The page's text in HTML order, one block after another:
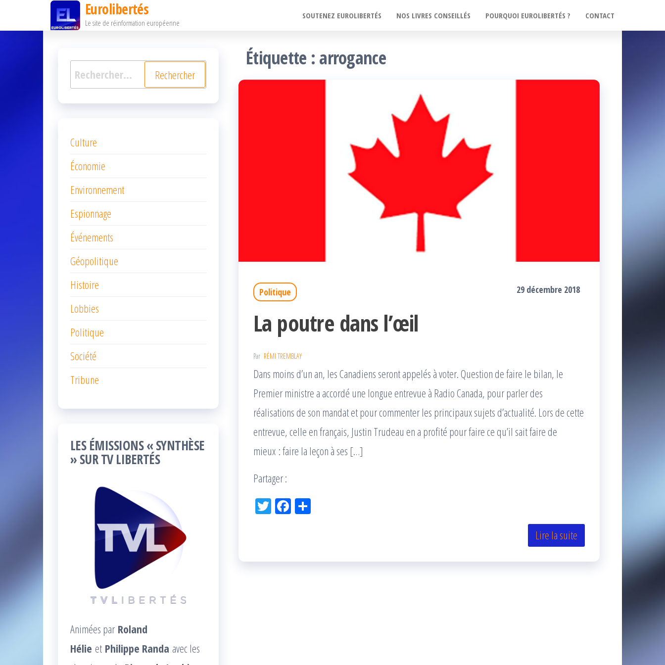
ce
Eurolibertés
Le site de réinformation européenne
SOUTENEZ EUROLIBERTÉS NOS LIVRES CONSEILLÉS POURQUOI EUROLIBERTÉS ? CONTACT
Étiquette : arrogance
Politique 29 décembre 2018
La poutre dans l’œil
Par RÉMI TREMBLAY
Dans moins d’un an, les Canadiens seront appelés à voter. Question de faire le bilan, le
Premier ministre a accordé une longue entrevue à Radio Canada, pour parler des
réalisations de son mandat et pour commenter les principaux sujets d’actualité. Lors de cette
entrevue, celle en français, Justin Trudeau en a profité pour faire ce qu’il sait faire de
mieux : faire la leçon à ses […]
Partager :
Tw Fac
Lire la suite
Rechercher :
Culture
Économie
Environnement
Espionnage
Événements
Géopolitique
Histoire
Lobbies
Politique
Société
Tribune
LES ÉMISSIONS « SYNTHÈSE
» SUR TV LIBERTÉS
Animées par Roland
Hélie et Philippe Randa avec les